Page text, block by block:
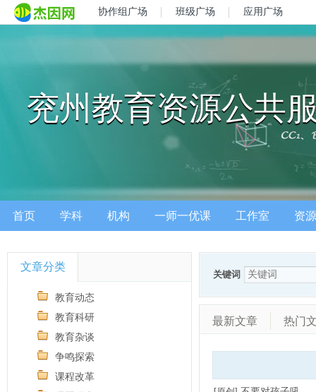
协作组广场 班级广场 应用广场
兖州教育资源公共
首页 学科 机构 一师一优课 工作室 资源
文章分类
教育动态
教育科研
教育杂谈
争鸣探索
课程改革
关键词
最新文章 热门